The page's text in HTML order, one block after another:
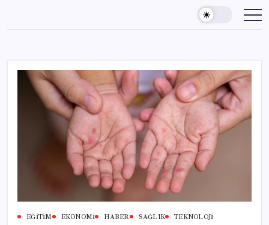
content
EĞITIM EKONOMI HABER SAĞLIK TEKNOLOJI